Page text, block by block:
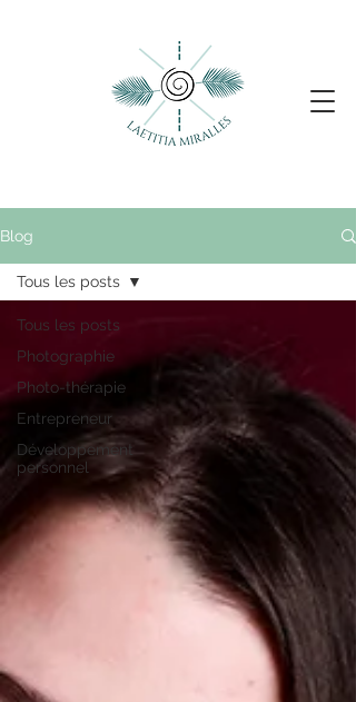
Blog
Tous les posts
Photographie
Photo-thérapie
Entrepreneur
Développement
personnel
Tous les posts